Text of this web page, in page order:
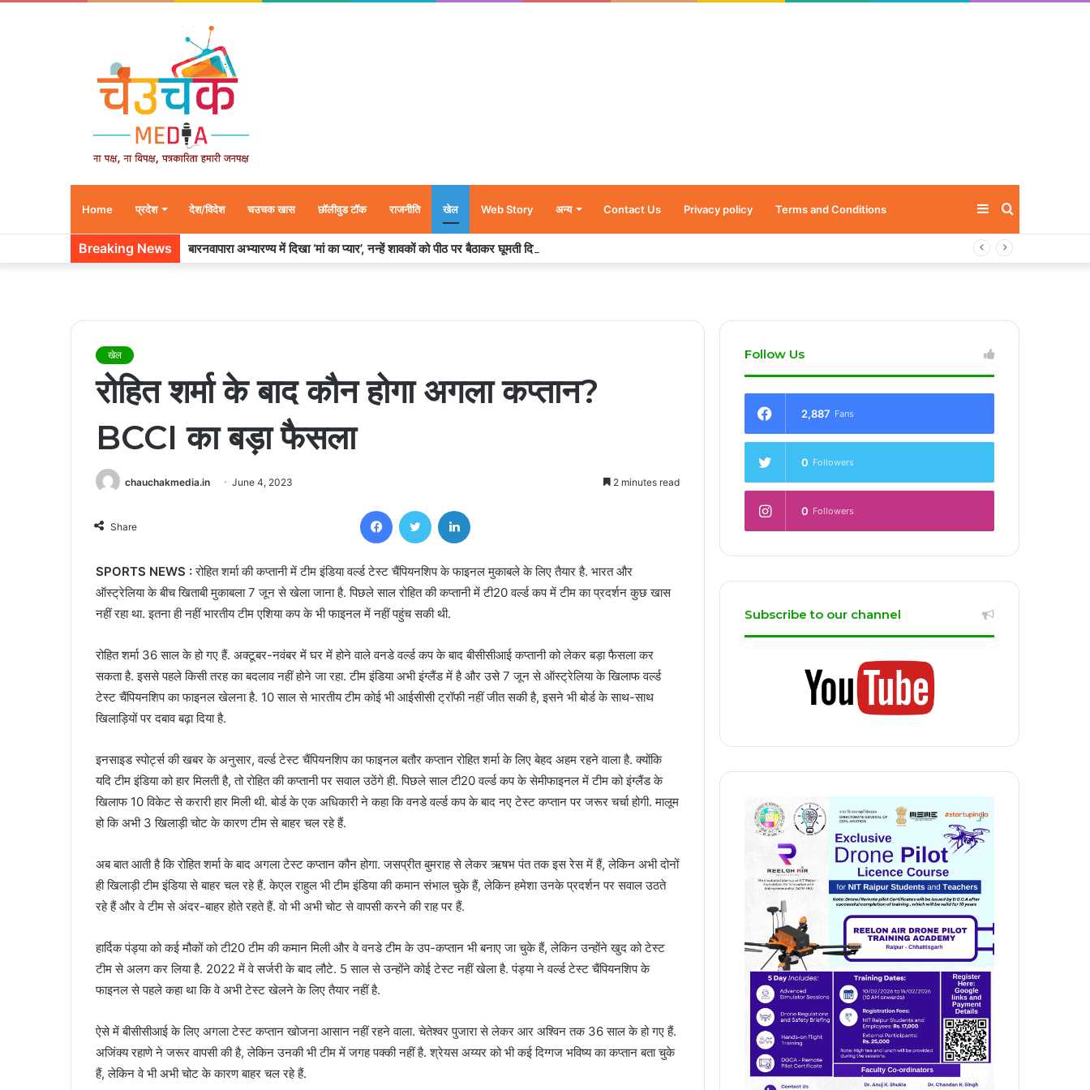
Home प्रदेश देश/विदेश चउचक खास छॉलीवुड टॉक राजनीति खेल Web Story अन्य Contact Us Privacy policy Terms and Conditions Sidebar
Breaking News बारनवापारा अभ्यारण्य में दिखा ‘मां का प्यार’, नन्हें शावकों को पीठ पर बैठाकर घूमती दिखी मादा भालू
खेल
रोहित शर्मा के बाद कौन होगा अगला कप्तान?
BCCI का बड़ा फैसला
chauchakmedia.in June 4, 2023 2 minutes read
Share
FacebookTwitter
SPORTS NEWS :रोहित शर्मा की कप्तानी में टीम इंडिया वर्ल्ड टेस्ट चैंपियनशिप के फाइनल मुकाबले के लिए तैयार है. भारत और
ऑस्ट्रेलिया के बीच खिताबी मुकाबला 7 जून से खेला जाना है. पिछले साल रोहित की कप्तानी में टी20 वर्ल्ड कप में टीम का प्रदर्शन कुछ खास
नहीं रहा था. इतना ही नहीं भारतीय टीम एशिया कप के भी फाइनल में नहीं पहुंच सकी थी.
रोहित शर्मा 36 साल के हो गए हैं. अक्टूबर-नवंबर में घर में होने वाले वनडे वर्ल्ड कप के बाद बीसीसीआई कप्तानी को लेकर बड़ा फैसला कर
सकता है. इससे पहले किसी तरह का बदलाव नहीं होने जा रहा. टीम इंडिया अभी इंग्लैंड में है और उसे 7 जून से ऑस्ट्रेलिया के खिलाफ वर्ल्ड
टेस्ट चैंपियनशिप का फाइनल खेलना है. 10 साल से भारतीय टीम कोई भी आईसीसी ट्रॉफी नहीं जीत सकी है, इसने भी बोर्ड के साथ-साथ
खिलाड़ियों पर दबाव बढ़ा दिया है.
इनसाइड स्पोर्ट्स की खबर के अनुसार, वर्ल्ड टेस्ट चैंपियनशिप का फाइनल बतौर कप्तान रोहित शर्मा के लिए बेहद अहम रहने वाला है. क्योंकि
यदि टीम इंडिया को हार मिलती है, तो रोहित की कप्तानी पर सवाल उठेंगे ही. पिछले साल टी20 वर्ल्ड कप के सेमीफाइनल में टीम को इंग्लैंड के
खिलाफ 10 विकेट से करारी हार मिली थी. बोर्ड के एक अधिकारी ने कहा कि वनडे वर्ल्ड कप के बाद नए टेस्ट कप्तान पर जरूर चर्चा होगी. मालूम
हो कि अभी 3 खिलाड़ी चोट के कारण टीम से बाहर चल रहे हैं.
अब बात आती है कि रोहित शर्मा के बाद अगला टेस्ट कप्तान कौन होगा. जसप्रीत बुमराह से लेकर ऋषभ पंत तक इस रेस में हैं, लेकिन अभी दोनों
ही खिलाड़ी टीम इंडिया से बाहर चल रहे हैं. केएल राहुल भी टीम इंडिया की कमान संभाल चुके हैं, लेकिन हमेशा उनके प्रदर्शन पर सवाल उठते
रहे हैं और वे टीम से अंदर-बाहर होते रहते हैं. वो भी अभी चोट से वापसी करने की राह पर हैं.
हार्दिक पंड्या को कई मौकों को टी20 टीम की कमान मिली और वे वनडे टीम के उप-कप्तान भी बनाए जा चुके हैं, लेकिन उन्होंने खुद को टेस्ट
टीम से अलग कर लिया है. 2022 में वे सर्जरी के बाद लौटे. 5 साल से उन्होंने कोई टेस्ट नहीं खेला है. पंड्या ने वर्ल्ड टेस्ट चैंपियनशिप के
फाइनल से पहले कहा था कि वे अभी टेस्ट खेलने के लिए तैयार नहीं है.
ऐसे में बीसीसीआई के लिए अगला टेस्ट कप्तान खोजना आसान नहीं रहने वाला. चेतेश्वर पुजारा से लेकर आर अश्विन तक 36 साल के हो गए हैं.
अजिंक्य रहाणे ने जरूर वापसी की है, लेकिन उनकी भी टीम में जगह पक्की नहीं है. श्रेयस अय्यर को भी कई दिग्गज भविष्य का कप्तान बता चुके
हैं, लेकिन वे भी अभी चोट के कारण बाहर चल रहे हैं.
Follow Us
2,887 Fans
0 Followers
0 Followers
Subscribe to our channel